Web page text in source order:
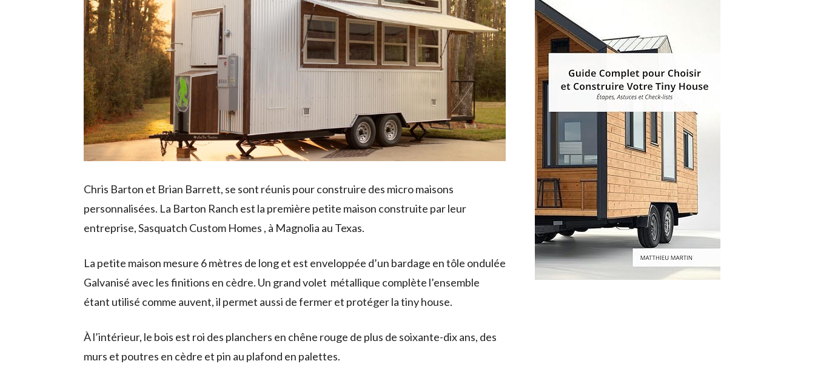
Chris Barton et Brian Barrett, se sont réunis pour construire des micro maisons
personnalisées. La Barton Ranch est la première petite maison construite par leur
entreprise, Sasquatch Custom Homes , à Magnolia au Texas.
La petite maison mesure 6 mètres de long et est enveloppée d’un bardage en tôle ondulée
Galvanisé avec les finitions en cèdre. Un grand volet métallique complète l’ensemble
étant utilisé comme auvent, il permet aussi de fermer et protéger la tiny house.
À l’intérieur, le bois est roi des planchers en chêne rouge de plus de soixante-dix ans, des
murs et poutres en cèdre et pin au plafond en palettes.